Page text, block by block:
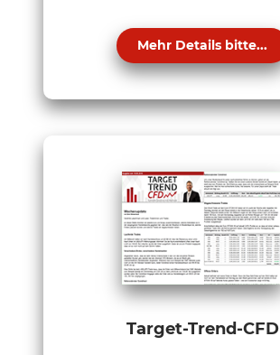
Mehr Details bitte...
Target-Trend-CFD